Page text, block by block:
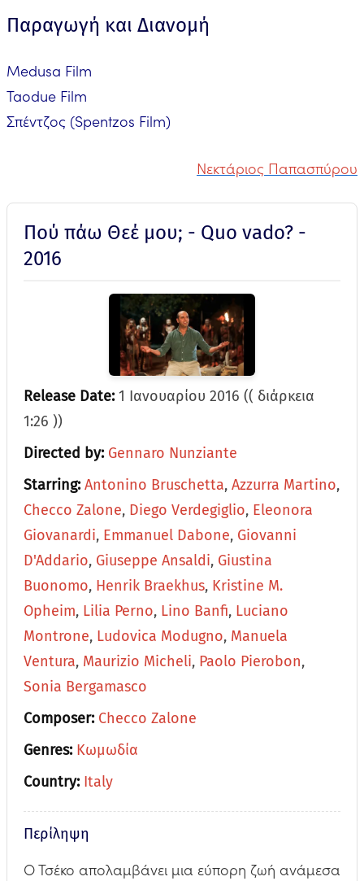
Παραγωγή και Διανομή
Medusa Film
Taodue Film
Σπέντζος (Spentzos Film)
Νεκτάριος Παπασπύρου
Πού πάω Θεέ μου; - Quo vado? -
2016
Release Date: 1 Ιανουαρίου 2016 (( διάρκεια
1:26 ))
Directed by: Gennaro Nunziante
Starring: Antonino Bruschetta, Azzurra Martino,
Checco Zalone, Diego Verdegiglio, Eleonora
Giovanardi, Emmanuel Dabone, Giovanni
D'Addario, Giuseppe Ansaldi, Giustina
Buonomo, Henrik Braekhus, Kristine M.
Opheim, Lilia Perno, Lino Banfi, Luciano
Montrone, Ludovica Modugno, Manuela
Ventura, Maurizio Micheli, Paolo Pierobon,
Sonia Bergamasco
Composer: Checco Zalone
Genres: Κωμωδία
Country: Italy
Περίληψη
Ο Τσέκο απολαμβάνει μια εύπορη ζωή ανάμεσα